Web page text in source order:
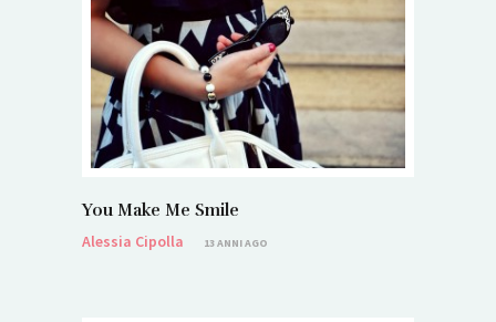
You Make Me Smile
Alessia Cipolla
13 ANNI AGO